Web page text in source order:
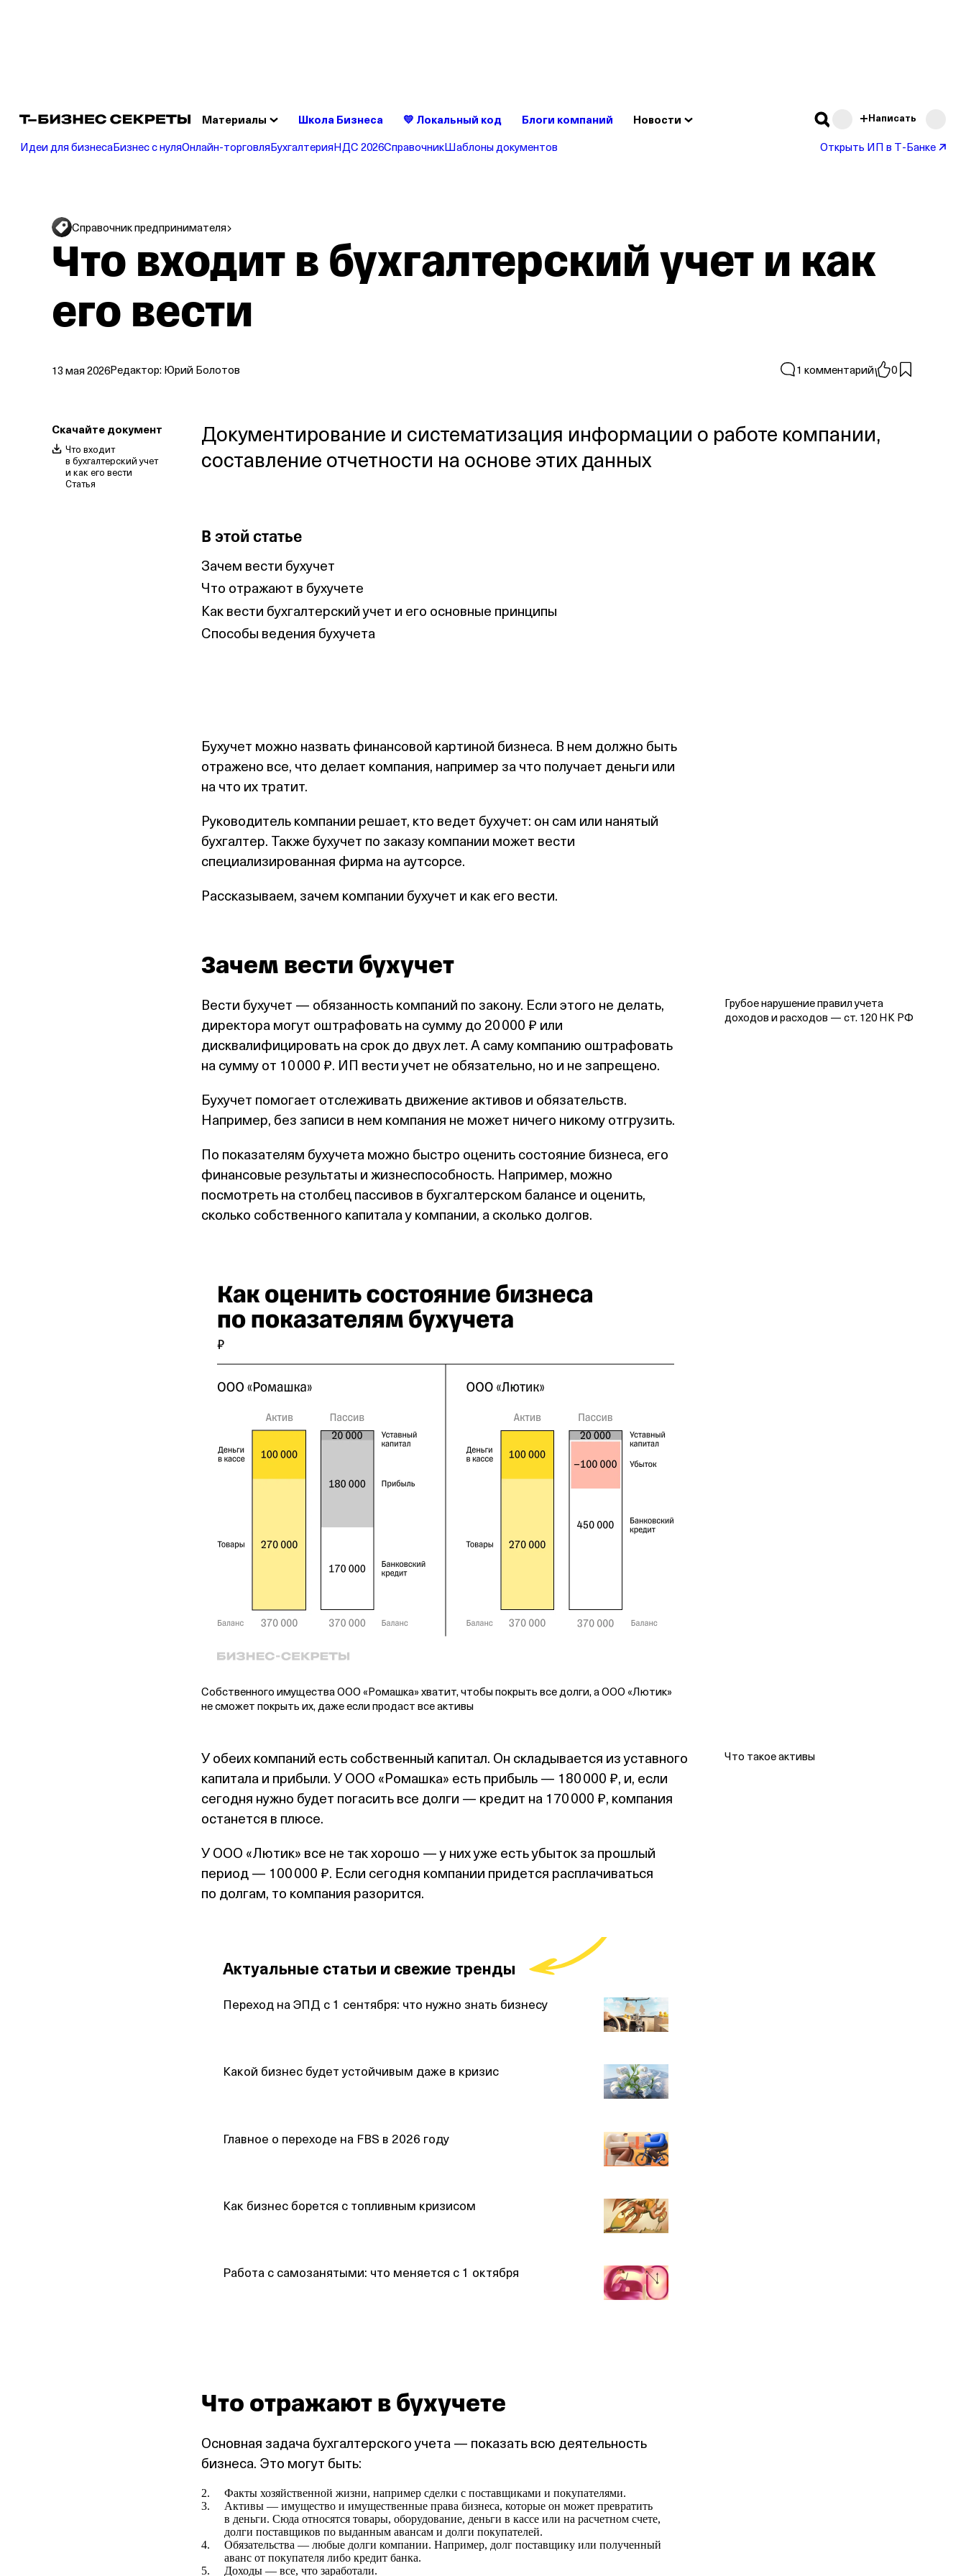
Материалы Школа Бизнеса 💛 Локальный код Блоги компаний Новости Написать
Открыть ИП в Т‑Банке
Идеи для бизнесаБизнес с нуляОнлайн‑торговляБухгалтерияНДС 2026СправочникШаблоны документов
Справочник предпринимателя
Что входит в бухгалтерский учет и как
его вести
13 мая 2026Редактор:Юрий Болотов 1 комментарий 0
Скачайте документ
Что входит
в бухгалтерский учет
и как его вести
Статья
Документирование и систематизация информации о работе компании,
составление отчетности на основе этих данных
В этой статье
Зачем вести бухучет
Что отражают в бухучете
Как вести бухгалтерский учет и его основные принципы
Способы ведения бухучета
Бухучет можно назвать финансовой картиной бизнеса. В нем должно быть
отражено все, что делает компания, например за что получает деньги или
на что их тратит.
Руководитель компании решает, кто ведет бухучет: он сам или нанятый
бухгалтер. Также бухучет по заказу компании может вести
специализированная фирма на аутсорсе.
Рассказываем, зачем компании бухучет и как его вести.
Зачем вести бухучет
Вести бухучет — обязанность компаний по закону. Если этого не делать,
директора могут оштрафовать на сумму до 20 000 ₽ или
дисквалифицировать на срок до двух лет. А саму компанию оштрафовать
на сумму от 10 000 ₽. ИП вести учет не обязательно, но и не запрещено.
Грубое нарушение правил учета
доходов и расходов — ст. 120 НК РФ
Бухучет помогает отслеживать движение активов и обязательств.
Например, без записи в нем компания не может ничего никому отгрузить.
По показателям бухучета можно быстро оценить состояние бизнеса, его
финансовые результаты и жизнеспособность. Например, можно
посмотреть на столбец пассивов в бухгалтерском балансе и оценить,
сколько собственного капитала у компании, а сколько долгов.
Собственного имущества ООО «Ромашка» хватит, чтобы покрыть все долги, а ООО «Лютик»
не сможет покрыть их, даже если продаст все активы
У обеих компаний есть собственный капитал. Он складывается из уставного
капитала и прибыли. У ООО «Ромашка» есть прибыль — 180 000 ₽, и, если
сегодня нужно будет погасить все долги — кредит на 170 000 ₽, компания
останется в плюсе.
Что такое активы
У ООО «Лютик» все не так хорошо — у них уже есть убыток за прошлый
период — 100 000 ₽. Если сегодня компании придется расплачиваться
по долгам, то компания разорится.
Актуальные статьи и свежие тренды
Переход на ЭПД с 1 сентября: что нужно знать бизнесу
Какой бизнес будет устойчивым даже в кризис
Главное о переходе на FBS в 2026 году
Как бизнес борется с топливным кризисом
Работа с самозанятыми: что меняется с 1 октября
Что отражают в бухучете
Основная задача бухгалтерского учета — показать всю деятельность
бизнеса. Это могут быть:
Факты хозяйственной жизни, например сделки с поставщиками и покупателями.
Активы — имущество и имущественные права бизнеса, которые он может превратить
в деньги. Сюда относятся товары, оборудование, деньги в кассе или на расчетном счете,
долги поставщиков по выданным авансам и долги покупателей.
Обязательства — любые долги компании. Например, долг поставщику или полученный
аванс от покупателя либо кредит банка.
Доходы — все, что заработали.